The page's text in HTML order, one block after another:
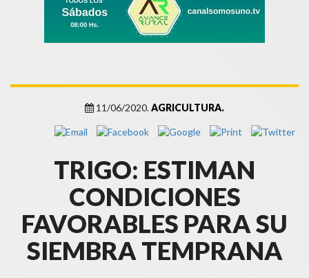
11/06/2020.AGRICULTURA.
TRIGO: ESTIMAN
CONDICIONES
FAVORABLES PARA SU
SIEMBRA TEMPRANA